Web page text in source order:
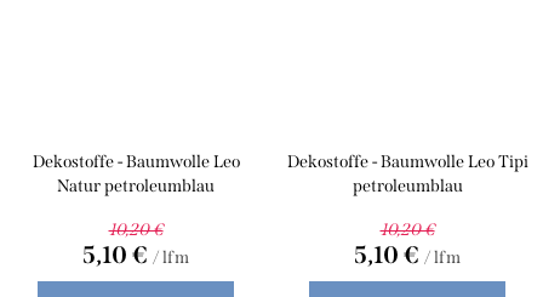
Dekostoffe - Baumwolle Leo
Natur petroleumblau
10,20 €
5,10 € / lfm
Dekostoffe - Baumwolle Leo Tipi
petroleumblau
10,20 €
5,10 € / lfm